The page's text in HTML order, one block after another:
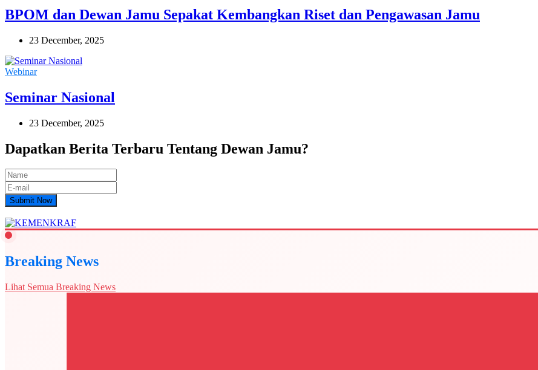
BPOM dan Dewan Jamu Sepakat Kembangkan Riset dan Pengawasan Jamu
23 December, 2025
Webinar
Seminar Nasional
23 December, 2025
Dapatkan Berita Terbaru Tentang Dewan Jamu?
Submit Now
Breaking News
Lihat Semua Breaking News